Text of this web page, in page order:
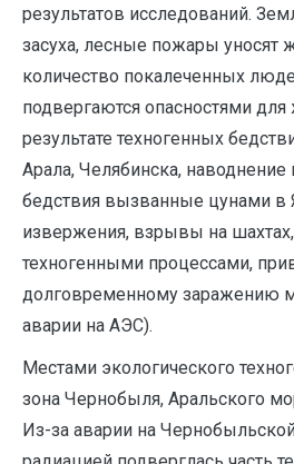
результатов исследований.
засуха, лесные пожары
количество покалеченных
подвергаются опасностями
результате техногенных
Арала, Челябинска, наводнение
бедствия вызванные цунами в
извержения, взрывы на
техногенными процессами,
долговременному заражению
аварии на АЭС).
Местами экологического
зона Чернобыля, Аральского
Из-за аварии на